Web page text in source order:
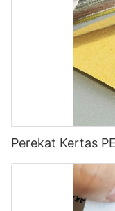
Perekat Kertas